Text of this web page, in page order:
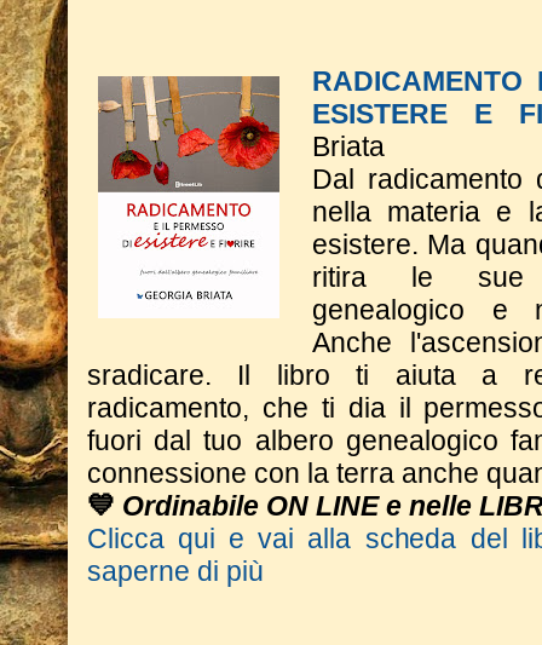
ESISTERE E
Briata
Dal radicamento
nella materia e
esistere. Ma
ritira le sue
genealogico e
Anche
sradicare. Il libro ti aiuta a
radicamento, che ti dia il
fuori dal tuo albero genealogico
connessione con la terra anche
💙 Ordinabile ON LINE e nelle
Clicca qui e vai alla scheda del
saperne di più